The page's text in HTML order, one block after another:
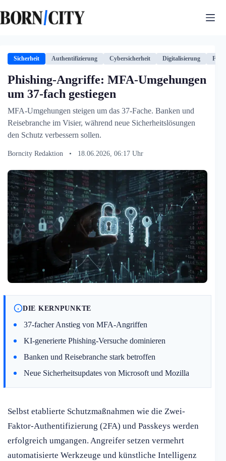
Inhalt
springen
Sicherheit Authentifizierung Cybersicherheit Digitalisierung
Phishing-Angriffe: MFA-Umgehungen
um 37-fach gestiegen
MFA-Umgehungen steigen um das 37-Fache. Banken und
Reisebranche im Visier, während neue Sicherheitslösungen
den Schutz verbessern sollen.
Borncity Redaktion • 18.06.2026, 06:17 Uhr
DIE KERNPUNKTE
37-facher Anstieg von MFA-Angriffen
KI-generierte Phishing-Versuche dominieren
Banken und Reisebranche stark betroffen
Neue Sicherheitsupdates von Microsoft und Mozilla
Selbst etablierte Schutzmaßnahmen wie die Zwei-
Faktor-Authentifizierung (2FA) und Passkeys werden
erfolgreich umgangen. Angreifer setzen vermehrt
automatisierte Werkzeuge und künstliche Intelligenz